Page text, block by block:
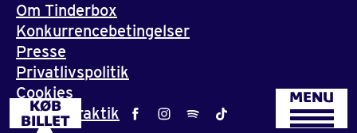
KØB
BILLET
MENU
Om Tinderbox
Konkurrencebetingelser
Presse
Privatlivspolitik
Cookies
Job og praktik